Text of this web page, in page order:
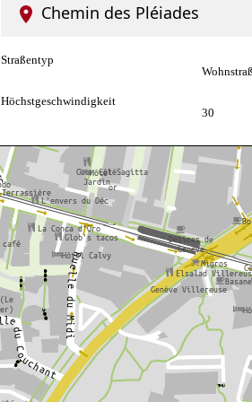
Chemin des Pléiades
Straßentyp
Höchstgeschwindigkeit
30